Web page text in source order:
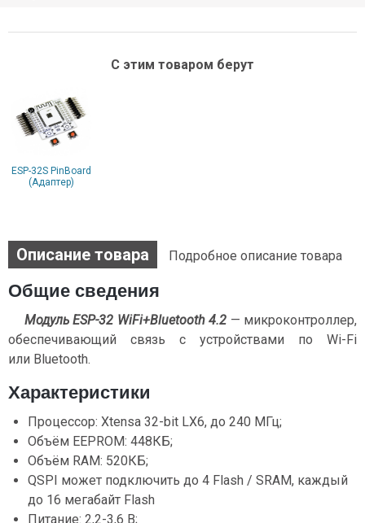
С этим товаром берут
ESP-32S PinBoard
(Адаптер)
Описание товара Подробное описание товара
Общие сведения
Модуль ESP-32 WiFi+Bluetooth 4.2 — микроконтроллер,
обеспечивающий связь с устройствами по Wi-Fi
или Bluetooth.
Характеристики
Процессор: Xtensa 32-bit LX6, до 240 МГц;
Объём EEPROM: 448КБ;
Объём RAM: 520КБ;
QSPI может подключить до 4 Flash / SRAM, каждый
до 16 мегабайт Flash
Питание: 2,2-3,6 В;